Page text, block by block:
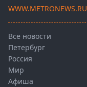
WWW.METRONEWS.RU
Все новости
Петербург
Россия
Мир
Афиша